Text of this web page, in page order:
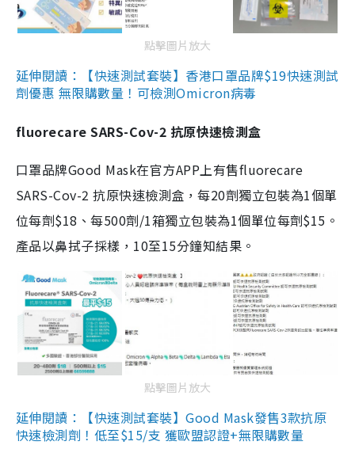
點擊圖片放大
延伸閱讀：【快速測試套裝】香港口罩品牌$19快速測試
劑優惠 無限購數量！可檢測Omicron病毒
fluorecare SARS-Cov-2 抗原快速檢測盒
口罩品牌Good Mask在官方APP上有售fluorecare
SARS-Cov-2 抗原快速檢測盒，每20劑獨立包裝為1個單
位每劑$18、每500劑/1箱獨立包裝為1個單位每劑$15。
產品以鼻拭子採樣，10至15分鐘知結果。
點擊圖片放大
延伸閱讀：【快速測試套裝】Good Mask發售3款抗原
快速檢測劑！低至$15/支 獲歐盟認證+無限購數量